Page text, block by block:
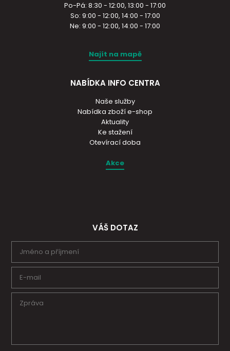
Po-Pá: 8:30 - 12:00, 13:00 - 17:00
So: 9:00 - 12:00, 14:00 - 17:00
Ne: 9:00 - 12:00, 14:00 - 17:00
Najít na mapě
NABÍDKA INFO CENTRA
Naše služby
Nabídka zboží e-shop
Aktuality
Ke stažení
Otevírací doba
Akce
VÁŠ DOTAZ